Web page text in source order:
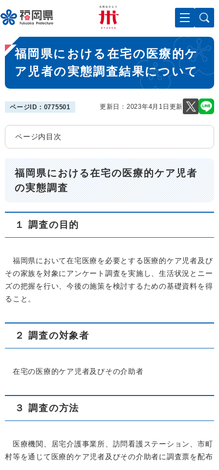
ー
ジ
先
頭
。
メニューを飛ばして本文へ
本
文
福岡県における在宅の医療的ケ
ア児者の実態調査結果について
ページID：0775501 更新日：2023年4月1日更新
ページ内目次
福岡県における在宅の医療的ケア児者
の実態調査
１ 調査の目的
福岡県において在宅医療を必要とする医療的ケア児者及び
その家族を対象にアンケート調査を実施し、生活状況とニー
ズの把握を行い、今後の施策を検討するための基礎資料を得
ること。
２ 調査の対象者
在宅の医療的ケア児者及びその介助者
３ 調査の方法
医療機関、居宅介護事業所、訪問看護ステーション、市町
村等を通じて医療的ケア児者及びその介助者に調査票を配布